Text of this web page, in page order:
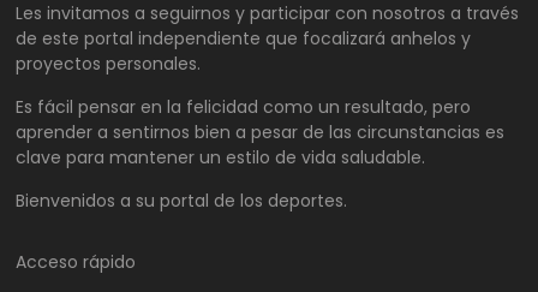
Les invitamos a seguirnos y participar con nosotros a través
de este portal independiente que focalizará anhelos y
proyectos personales.
Es fácil pensar en la felicidad como un resultado, pero
aprender a sentirnos bien a pesar de las circunstancias es
clave para mantener un estilo de vida saludable.
Bienvenidos a su portal de los deportes.
Acceso rápido